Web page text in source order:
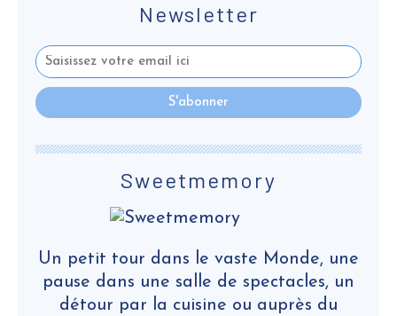
Newsletter
Sweetmemory
Un petit tour dans le vaste Monde, une
pause dans une salle de spectacles, un
détour par la cuisine ou auprès du